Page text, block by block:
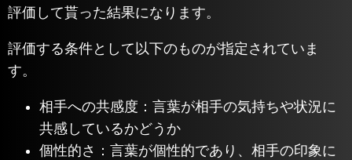
評価して貰った結果になります。
評価する条件として以下のものが指定されていま
す。
相手への共感度：言葉が相手の気持ちや状況に
共感しているかどうか
個性的さ：言葉が個性的であり、相手の印象に